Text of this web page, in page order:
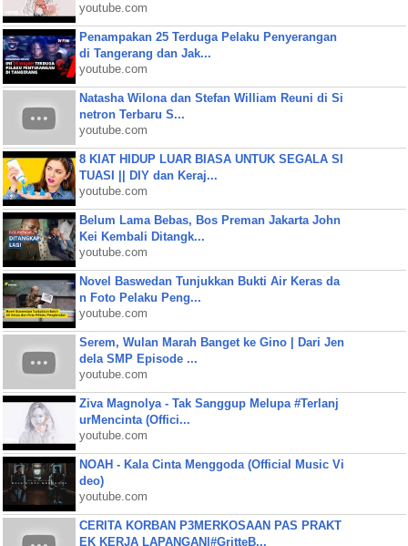
youtube.com
Penampakan 25 Terduga Pelaku Penyerangan
di Tangerang dan Jak...
youtube.com
Natasha Wilona dan Stefan William Reuni di Si
netron Terbaru S...
youtube.com
8 KIAT HIDUP LUAR BIASA UNTUK SEGALA SI
TUASI || DIY dan Keraj...
youtube.com
Belum Lama Bebas, Bos Preman Jakarta John
Kei Kembali Ditangk...
youtube.com
Novel Baswedan Tunjukkan Bukti Air Keras da
n Foto Pelaku Peng...
youtube.com
Serem, Wulan Marah Banget ke Gino | Dari Jen
dela SMP Episode ...
youtube.com
Ziva Magnolya - Tak Sanggup Melupa #Terlanj
urMencinta (Offici...
youtube.com
NOAH - Kala Cinta Menggoda (Official Music Vi
deo)
youtube.com
CERITA KORBAN P3MERKOSAAN PAS PRAKT
EK KERJA LAPANGAN|#GritteB...